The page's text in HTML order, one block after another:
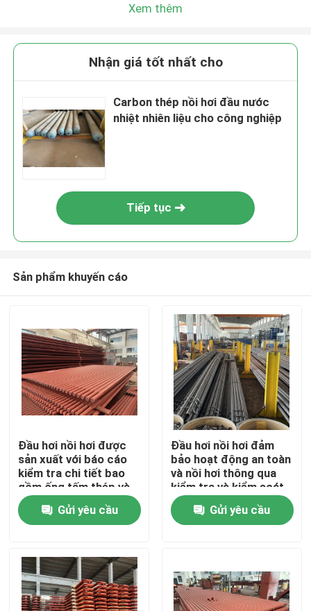
Nhà
Sản phẩm
Về chúng tôi
Xem thêm
Nhận giá tốt nhất cho
Carbon thép nồi hơi đầu nước
nhiệt nhiên liệu cho công nghiệp
Tiếp tục
Sản phẩm khuyến cáo
Đầu hơi nồi hơi được
sản xuất với báo cáo
kiểm tra chi tiết bao
gồm ống tấm thép và
điện cực cho hoạt
động nồi hơiGửi yêu cầu
Đầu hơi nồi hơi đảm
bảo hoạt động an toàn
và nồi hơi thông qua
kiểm tra và kiểm soát
nghiêm ngặt bao gồm
kiểm tra tia X và tia
gamma
Gửi yêu cầu